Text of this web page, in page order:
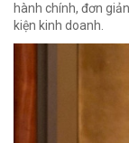
hành chính, đơn
kiện kinh doanh.